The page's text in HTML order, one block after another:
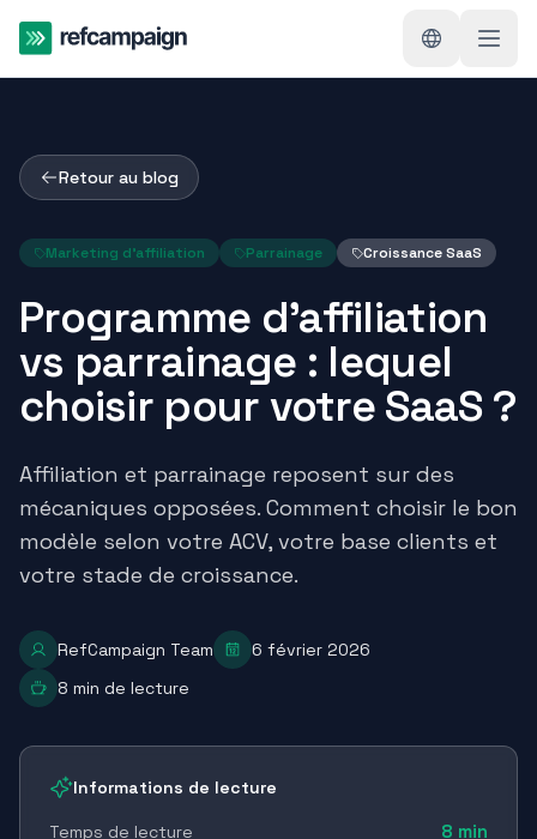
Retour au blog
Marketing d'affiliation Parrainage Croissance SaaS
Programme d'affiliation
vs parrainage : lequel
choisir pour votre SaaS ?
Affiliation et parrainage reposent sur des
mécaniques opposées. Comment choisir le bon
modèle selon votre ACV, votre base clients et
votre stade de croissance.
RefCampaign Team
6 février 2026
8 min de lecture
Informations de lecture
Temps de lecture 8 min